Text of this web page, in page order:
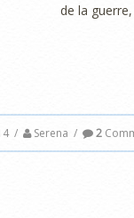
de la
/ Serena / 2